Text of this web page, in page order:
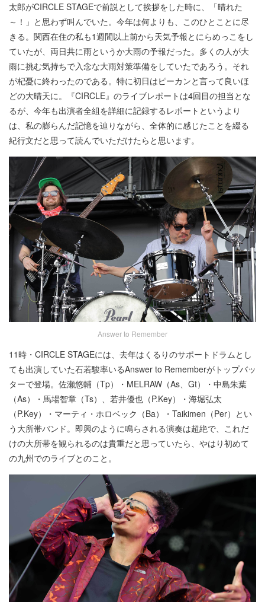
太郎がCIRCLE STAGEで前説として挨拶をした時に、「晴れた
～！」と思わず叫んでいた。今年は何よりも、このひとことに尽
きる。関西在住の私も1週間以上前から天気予報とにらめっこをし
ていたが、両日共に雨というか大雨の予報だった。多くの人が大
雨に挑む気持ちで入念な大雨対策準備をしていたであろう。それ
が杞憂に終わったのである。特に初日はピーカンと言って良いほ
どの大晴天に。『CIRCLE』のライブレポートは4回目の担当とな
るが、今年も出演者全組を詳細に記録するレポートというより
は、私の膨らんだ記憶を辿りながら、全体的に感じたことを綴る
紀行文だと思って読んでいただけたらと思います。
Answer to Remember
11時・CIRCLE STAGEには、去年はくるりのサポートドラムとし
ても出演していた石若駿率いるAnswer to Rememberがトップバッ
ターで登場。佐瀬悠輔（Tp）・MELRAW（As、Gt）・中島朱葉
（As）・馬場智章（Ts）、若井優也（P.Key）・海堀弘太
（P.Key）・マーティ・ホロベック（Ba）・Taikimen（Per）とい
う大所帯バンド。即興のように鳴らされる演奏は超絶で、これだ
けの大所帯を観られるのは貴重だと思っていたら、やはり初めて
の九州でのライブとのこと。